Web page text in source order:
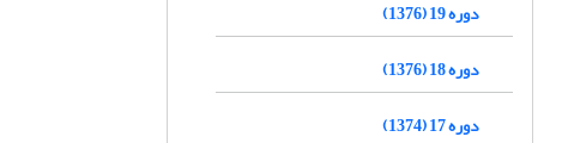
دوره 19 (1376)
دوره 18 (1376)
دوره 17 (1374)